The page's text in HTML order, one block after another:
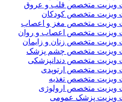
ویزیت متخصص قلب و عروق
ویزیت متخصص کودکان
ویزیت متخصص مغز و اعصاب
ویزیت متخصص اعصاب و روان
ویزیت متخصص زنان و زایمان
ویزیت متخصص چشم پزشک
ویزیت متخصص دندانپزشکی
ویزیت متخصص ارتوپدی
ویزیت متخصص تغذیه
ویزیت متخصص ارولوژی
ویزیت پزشک عمومی